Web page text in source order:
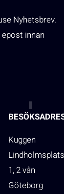
Nyhetsbrev.
innan
Kuggen
1, 2 vån
Göteborg